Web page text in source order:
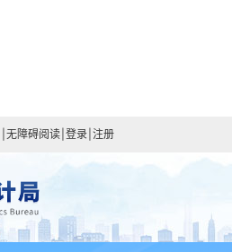
无障碍阅读 登录 注册